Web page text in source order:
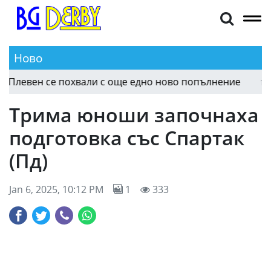
Ново
се похвали с още едно ново попълнение
Трима юноши започнаха
подготовка със Спартак
(Пд)
Jan 6, 2025, 10:12 PM 1 333